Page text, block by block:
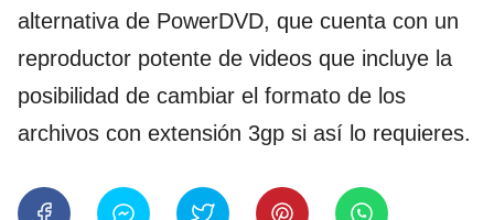
alternativa de PowerDVD, que cuenta con un
reproductor potente de videos que incluye la
posibilidad de cambiar el formato de los
archivos con extensión 3gp si así lo requieres.